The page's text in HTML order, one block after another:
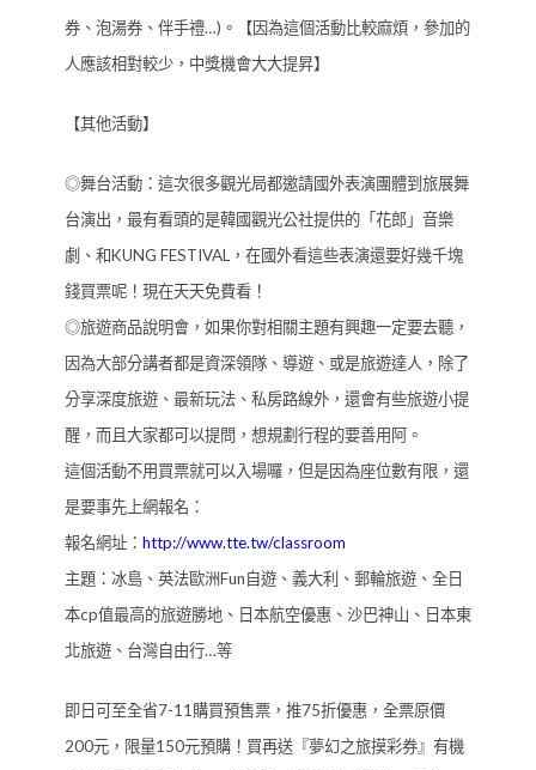
券、泡湯券、伴手禮…)。【因為這個活動比較麻煩，參加的
人應該相對較少，中獎機會大大提昇】
【其他活動】
◎舞台活動：這次很多觀光局都邀請國外表演團體到旅展舞
台演出，最有看頭的是韓國觀光公社提供的「花郎」音樂
劇、和KUNG FESTIVAL，在國外看這些表演還要好幾千塊
錢買票呢！現在天天免費看！
◎旅遊商品說明會，如果你對相關主題有興趣一定要去聽，
因為大部分講者都是資深領隊、導遊、或是旅遊達人，除了
分享深度旅遊、最新玩法、私房路線外，還會有些旅遊小提
醒，而且大家都可以提問，想規劃行程的要善用阿。
這個活動不用買票就可以入場囉，但是因為座位數有限，還
是要事先上網報名：
報名網址： http://www.tte.tw/classroom
主題：冰島、英法歐洲Fun自遊、義大利、郵輪旅遊、全日
本cp值最高的旅遊勝地、日本航空優惠、沙巴神山、日本東
北旅遊、台灣自由行…等
即日可至全省7-11購買預售票，推75折優惠，全票原價
200元，限量150元預購！買再送『夢幻之旅摸彩券』有機